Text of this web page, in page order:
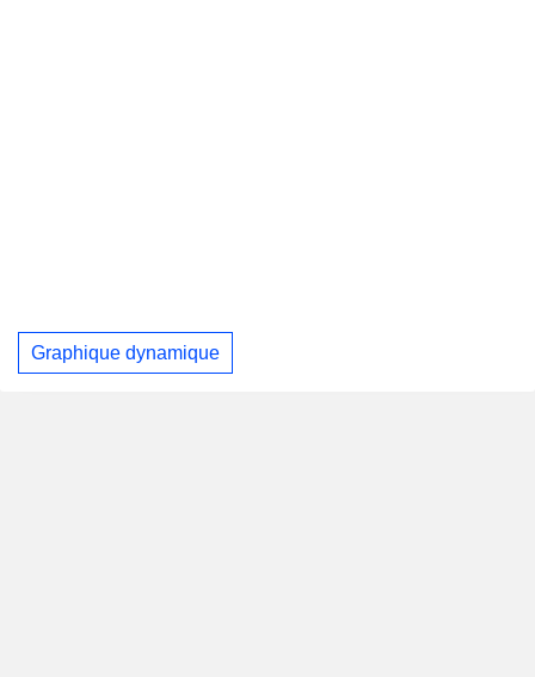
Graphique dynamique